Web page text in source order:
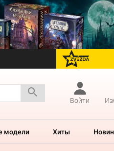
перейти на Zvezda
Войти
модели Хиты